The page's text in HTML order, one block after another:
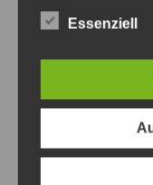
Oldtimertag
8. August 2026
Essenziell